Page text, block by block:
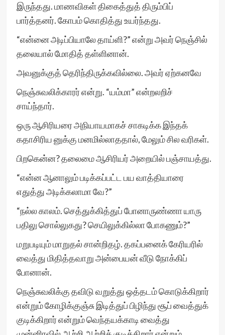
இருந்தது. மாணவிகள் திகைத்துத் திரும்பிப்
பார்த்தனர். கோபம் கொதித்து உயர்ந்தது.
“என்னை அடிப்பியாலே தாய்ளி?” என்று அவர் நெஞ்சில்
தலையால் மோதித் தள்ளினான்.
அவனுக்குத் தெரிந்திருக்கவில்லை. அவர் ஏற்கனவே
நெஞ்சுவலிக்காரர் என்று. “யம்மா” என்றலறிச்
சாய்ந்தார்.
ஒரு ஆசிரியரை அநியாயமாகச் சாகடிக்க இந்தக்
கதாசிரிய னுக்கு மனமில்லாததால், மேலும் சில வரிகள்.
பிறகென்ன? தலைமை ஆசிரியர் அறையில் பஞ்சாயத்து.
“என்ன ஆனாலும் படிக்கப்பட்ட பய வாத்தியாரை
எதுத்து அடிக்கலாமா வே?”
“நல்ல காலம். செத்துக்கித்துப் போனாருண்ணா யாரு
பதிலு சொல்லுகது? செயிலுக்கில்லா போகணும்?”
மறுபடியும் மாறுதல் சான்றிதழ். தகப்பனைக் கேரியரில்
வைத்து மிதித்தவாறு அன்பையன் வீடு நோக்கிப்
போனான்.
நெஞ்சுவலிக்கு தவிடு வறுத்து ஒத்தடம் கொடுக்கிறார்
என்றும் கோழிக்குஞ்சு இடித்துப் பிழிந்து சூப் வைத்துக்
குடிக்கிறார் என்றும் வெந்தயக்காடி வைத்து